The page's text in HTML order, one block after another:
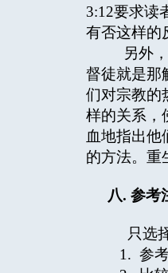
3:12要求读
有否这样的
另外，
督徒就是那
们对宗教的
样的关系，
血地指出他
的方法。重
八. 参考
只选择
1. 参考